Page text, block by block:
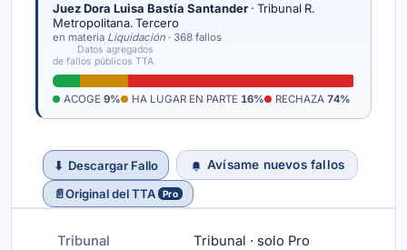
Juez Dora Luisa Bastía Santander · Tribunal R.
Metropolitana. Tercero
en materia Liquidación · 368 fallos
Datos agregados
de fallos públicos TTA
ACOGE 9% HA LUGAR EN PARTE 16% RECHAZA 74%
⬇ Descargar Fallo
Avísame nuevos fallos
📄Original del TTA Pro
Tribunal
Tribunal · solo Pro